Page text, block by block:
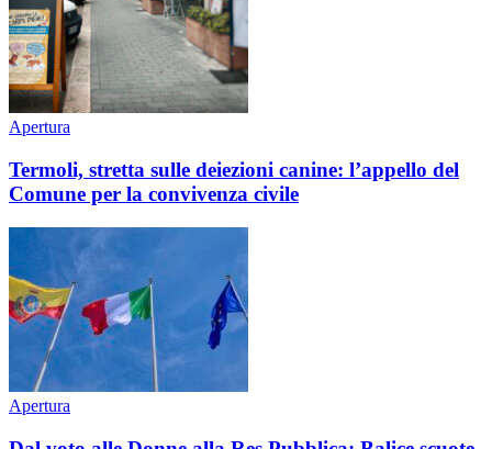
Apertura
Termoli, stretta sulle deiezioni canine: l’appello del
Comune per la convivenza civile
Apertura